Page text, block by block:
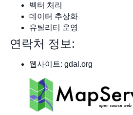
벡터 처리
데이터 추상화
유틸리티 운영
연락처 정보:
웹사이트: gdal.org